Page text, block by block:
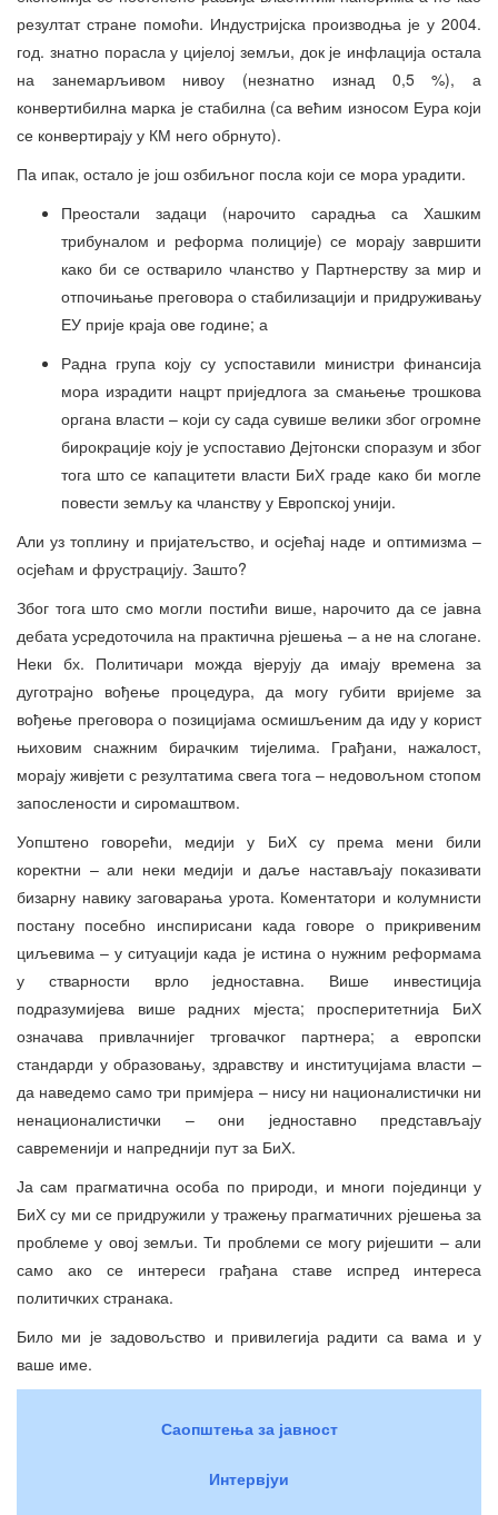
резултат стране помоћи. Индустријска производња је у 2004.
год. знатно порасла у цијелој земљи, док је инфлација остала
на занемарљивом нивоу (незнатно изнад 0,5 %), а
конвертибилна марка је стабилна (са већим износом Еура који
се конвертирају у КМ него обрнуто).
Па ипак, остало је још озбиљног посла који се мора урадити.
Преостали задаци (нарочито сарадња са Хашким
трибуналом и реформа полиције) се морају завршити
како би се остварило чланство у Партнерству за мир и
отпочињање преговора о стабилизацији и придруживању
ЕУ прије краја ове године; а
Радна група коју су успоставили министри финансија
мора израдити нацрт приједлога за смањење трошкова
органа власти – који су сада сувише велики због огромне
бирокрације коју је успоставио Дејтонски споразум и због
тога што се капацитети власти БиХ граде како би могле
повести земљу ка чланству у Европској унији.
Али уз топлину и пријатељство, и осјећај наде и оптимизма –
осјећам и фрустрацију. Зашто?
Због тога што смо могли постићи више, нарочито да се јавна
дебата усредоточила на практична рјешења – а не на слогане.
Неки бх. Политичари можда вјерују да имају времена за
дуготрајно вођење процедура, да могу губити вријеме за
вођење преговора о позицијама осмишљеним да иду у корист
њиховим снажним бирачким тијелима. Грађани, нажалост,
морају живјети с резултатима свега тога – недовољном стопом
запослености и сиромаштвом.
Уопштено говорећи, медији у БиХ су према мени били
коректни – али неки медији и даље настављају показивати
бизарну навику заговарања урота. Коментатори и колумнисти
постану посебно инспирисани када говоре о прикривеним
циљевима – у ситуацији када је истина о нужним реформама
у стварности врло једноставна. Више инвестиција
подразумијева више радних мјеста; просперитетнија БиХ
означава привлачнијег трговачког партнера; а европски
стандарди у образовању, здравству и институцијама власти –
да наведемо само три примјера – нису ни националистички ни
ненационалистички – они једноставно представљају
савременији и напреднији пут за БиХ.
Ја сам прагматична особа по природи, и многи појединци у
БиХ су ми се придружили у тражењу прагматичних рјешења за
проблеме у овој земљи. Ти проблеми се могу ријешити – али
само ако се интереси грађана ставе испред интереса
политичких странака.
Било ми је задовољство и привилегија радити са вама и у
ваше име.
Саопштења за јавност
Интервјуи